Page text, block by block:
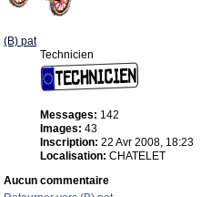
(B) pat
Technicien
Messages: 142
Images: 43
Inscription: 22 Avr 2008, 18:23
Localisation: CHATELET
Aucun commentaire